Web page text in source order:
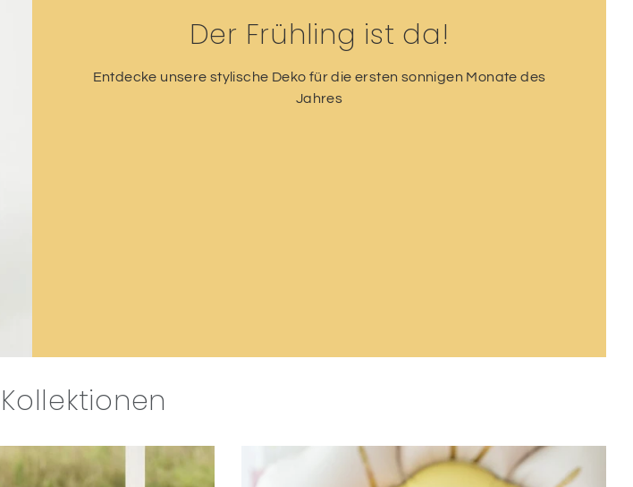
Der Frühling ist da!
Entdecke unsere stylische Deko für die ersten sonnigen Monate des
Jahres